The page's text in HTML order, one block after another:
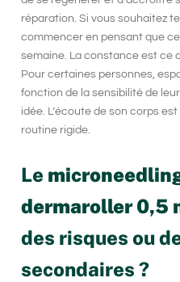
réparation. Si vous souhaitez
commencer en pensant que
semaine. La constance est ce
Pour certaines personnes,
fonction de la sensibilité de
idée. L’écoute de son corps
routine rigide.
Le
dermaroller 0,5
des risques ou
secondaires ?